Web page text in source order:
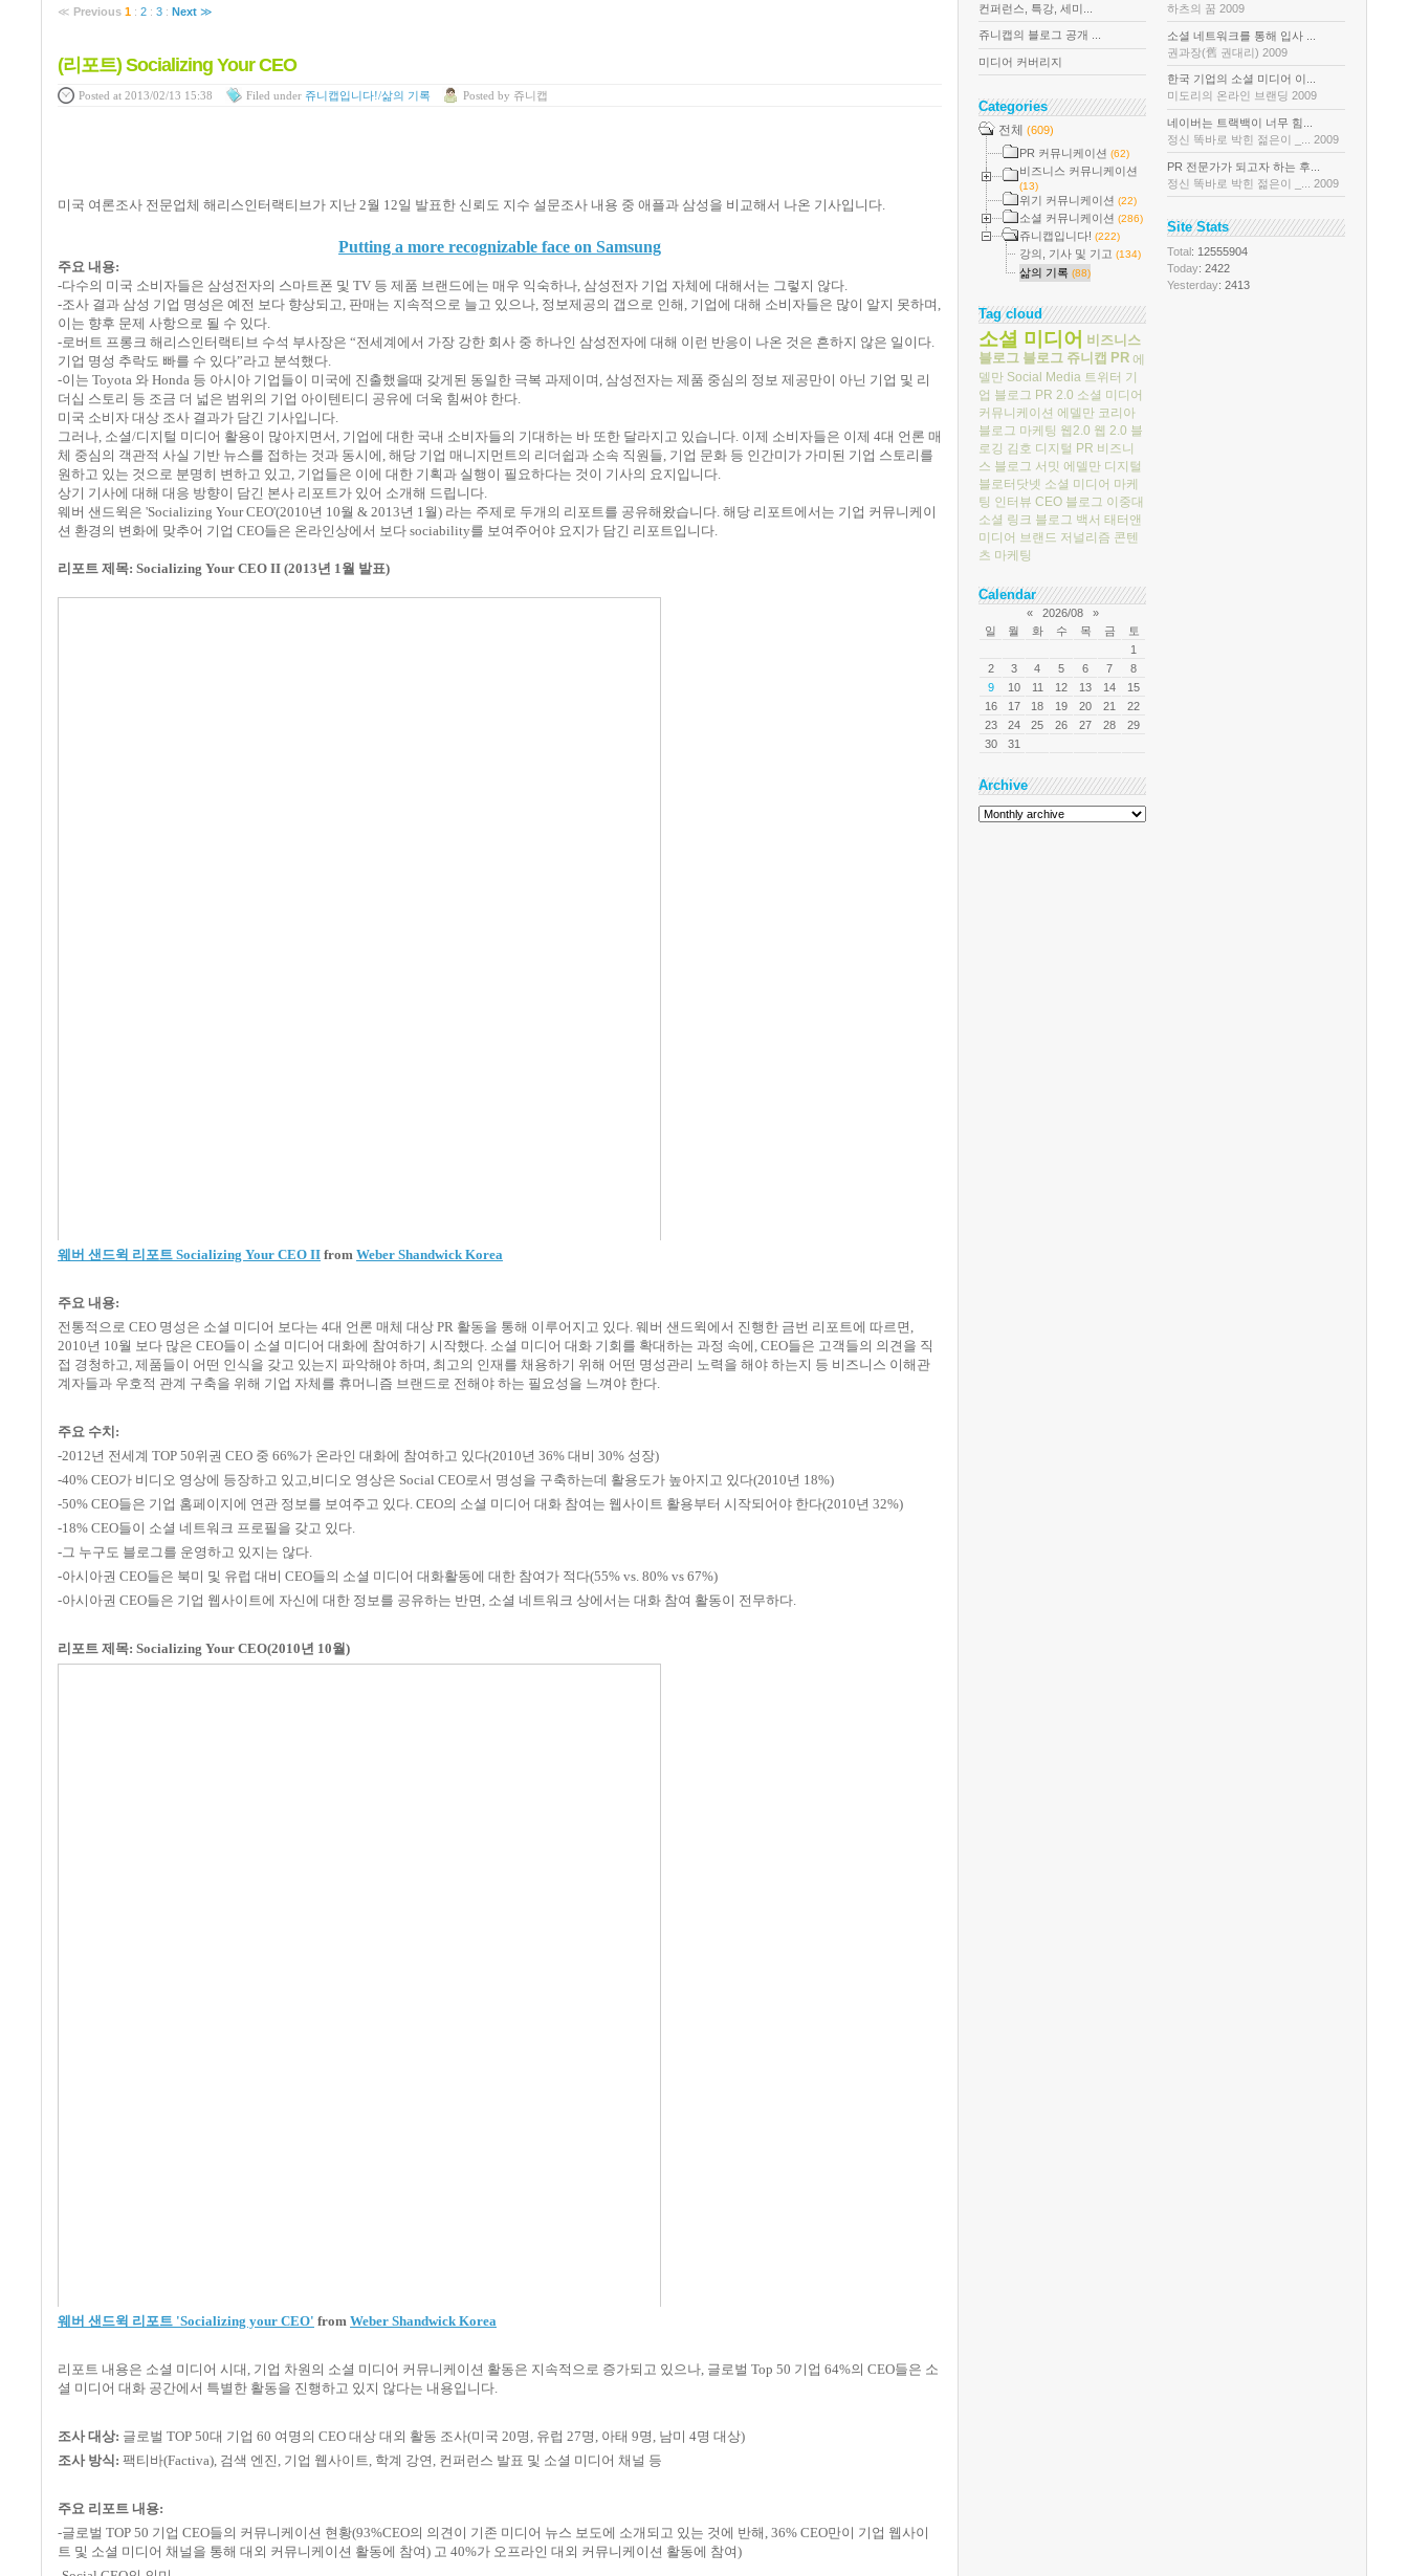
≪ Previous 1 : 2 : 3 : Next ≫
(리포트) Socializing Your CEO
Posted at 2013/02/13 15:38 Filed under 쥬니캡입니다!/삶의 기록 Posted by 쥬니캡
미국 여론조사 전문업체 해리스인터랙티브가 지난 2월 12일 발표한 신뢰도 지수 설문조사 내용 중 애플과 삼성을 비교해서 나온 기사입니다.
Putting a more recognizable face on Samsung
주요 내용:
-다수의 미국 소비자들은 삼성전자의 스마트폰 및 TV 등 제품 브랜드에는 매우 익숙하나, 삼성전자 기업 자체에 대해서는 그렇지 않다.
-조사 결과 삼성 기업 명성은 예전 보다 향상되고, 판매는 지속적으로 늘고 있으나, 정보제공의 갭으로 인해, 기업에 대해 소비자들은 많이 알지 못하며,
이는 향후 문제 사항으로 될 수 있다.
-로버트 프롱크 해리스인터랙티브 수석 부사장은 “전세계에서 가장 강한 회사 중 하나인 삼성전자에 대해 이런 반응이 나온 것은 흔하지 않은 일이다.
기업 명성 추락도 빠를 수 있다”라고 분석했다.
-이는 Toyota 와 Honda 등 아시아 기업들이 미국에 진출했을때 갖게된 동일한 극복 과제이며, 삼성전자는 제품 중심의 정보 제공만이 아닌 기업 및 리
더십 스토리 등 조금 더 넓은 범위의 기업 아이텐티디 공유에 더욱 힘써야 한다.
미국 소비자 대상 조사 결과가 담긴 기사입니다.
그러나, 소셜/디지털 미디어 활용이 많아지면서, 기업에 대한 국내 소비자들의 기대하는 바 또한 달라지고 있습니다. 이제 소비자들은 이제 4대 언론 매
체 중심의 객관적 사실 기반 뉴스를 접하는 것과 동시에, 해당 기업 매니지먼트의 리더쉽과 소속 직원들, 기업 문화 등 인간미가 가미된 기업 스토리를
원하고 있는 것으로 분명히 변하고 있고, 기업들은 이에 대한 기획과 실행이 필요하다는 것이 기사의 요지입니다.
상기 기사에 대해 대응 방향이 담긴 본사 리포트가 있어 소개해 드립니다.
웨버 샌드윅은 'Socializing Your CEO'(2010년 10월 & 2013년 1월) 라는 주제로 두개의 리포트를 공유해왔습니다. 해당 리포트에서는 기업 커뮤니케이
션 환경의 변화에 맞추어 기업 CEO들은 온라인상에서 보다 sociability를 보여주어야 요지가 담긴 리포트입니다.
리포트 제목: Socializing Your CEO II (2013년 1월 발표)
웨버 샌드윅 리포트 Socializing Your CEO II from Weber Shandwick Korea
주요 내용:
전통적으로 CEO 명성은 소셜 미디어 보다는 4대 언론 매체 대상 PR 활동을 통해 이루어지고 있다. 웨버 샌드윅에서 진행한 금번 리포트에 따르면,
2010년 10월 보다 많은 CEO들이 소셜 미디어 대화에 참여하기 시작했다. 소셜 미디어 대화 기회를 확대하는 과정 속에, CEO들은 고객들의 의견을 직
접 경청하고, 제품들이 어떤 인식을 갖고 있는지 파악해야 하며, 최고의 인재를 채용하기 위해 어떤 명성관리 노력을 해야 하는지 등 비즈니스 이해관
계자들과 우호적 관계 구축을 위해 기업 자체를 휴머니즘 브랜드로 전해야 하는 필요성을 느껴야 한다.
주요 수치:
-2012년 전세계 TOP 50위권 CEO 중 66%가 온라인 대화에 참여하고 있다(2010년 36% 대비 30% 성장)
-40% CEO가 비디오 영상에 등장하고 있고,비디오 영상은 Social CEO로서 명성을 구축하는데 활용도가 높아지고 있다(2010년 18%)
-50% CEO들은 기업 홈페이지에 연관 정보를 보여주고 있다. CEO의 소셜 미디어 대화 참여는 웹사이트 활용부터 시작되어야 한다(2010년 32%)
-18% CEO들이 소셜 네트워크 프로필을 갖고 있다.
-그 누구도 블로그를 운영하고 있지는 않다.
-아시아권 CEO들은 북미 및 유럽 대비 CEO들의 소셜 미디어 대화활동에 대한 참여가 적다(55% vs. 80% vs 67%)
-아시아권 CEO들은 기업 웹사이트에 자신에 대한 정보를 공유하는 반면, 소셜 네트워크 상에서는 대화 참여 활동이 전무하다.
리포트 제목: Socializing Your CEO(2010년 10월)
웨버 샌드윅 리포트 'Socializing your CEO' from Weber Shandwick Korea
리포트 내용은 소셜 미디어 시대, 기업 차원의 소셜 미디어 커뮤니케이션 활동은 지속적으로 증가되고 있으나, 글로벌 Top 50 기업 64%의 CEO들은 소
셜 미디어 대화 공간에서 특별한 활동을 진행하고 있지 않다는 내용입니다.
조사 대상: 글로벌 TOP 50대 기업 60 여명의 CEO 대상 대외 활동 조사(미국 20명, 유럽 27명, 아태 9명, 남미 4명 대상)
조사 방식: 팩티바(Factiva), 검색 엔진, 기업 웹사이트, 학계 강연, 컨퍼런스 발표 및 소셜 미디어 채널 등
주요 리포트 내용:
-글로벌 TOP 50 기업 CEO들의 커뮤니케이션 현황(93%CEO의 의견이 기존 미디어 뉴스 보도에 소개되고 있는 것에 반해, 36% CEO만이 기업 웹사이
트 및 소셜 미디어 채널을 통해 대외 커뮤니케이션 활동에 참여) 고 40%가 오프라인 대외 커뮤니케이션 활동에 참여)
컨퍼런스, 특강, 세미...
쥬니캡의 블로그 공개 ...
미디어 커버리지
Categories
전체 (609)
PR 커뮤니케이션 (62)
비즈니스 커뮤니케이션
(13)
위기 커뮤니케이션 (22)
소셜 커뮤니케이션 (286)
쥬니캡입니다! (222)
강의, 기사 및 기고 (134)
삶의 기록 (88)
Tag cloud
소셜 미디어 비즈니스
블로그 블로그 쥬니캡 PR 에
델만 Social Media 트위터 기
업 블로그 PR 2.0 소셜 미디어
커뮤니케이션 에델만 코리아
블로그 마케팅 웹2.0 웹 2.0 블
로깅 김호 디지털 PR 비즈니
스 블로그 서밋 에델만 디지털
블로터닷넷 소셜 미디어 마케
팅 인터뷰 CEO 블로그 이중대
소셜 링크 블로그 백서 태터앤
미디어 브랜드 저널리즘 콘텐
츠 마케팅
Calendar
« 2026/08
»
일
월 화 수 목 금
토
1
2
3 4 5 6 7
8
9
10 11 12 13 14
15
16
17 18 19 20 21
22
23
24 25 26 27 28
29
30
31
Archive
하츠의 꿈 2009
소셜 네트워크를 통해 입사 ...
권과장(舊 권대리) 2009
한국 기업의 소셜 미디어 이...
미도리의 온라인 브랜딩 2009
네이버는 트랙백이 너무 힘...
정신 똑바로 박힌 젊은이 _... 2009
PR 전문가가 되고자 하는 후...
정신 똑바로 박힌 젊은이 _... 2009
Site Stats
Total: 12555904
Today: 2422
Yesterday: 2413